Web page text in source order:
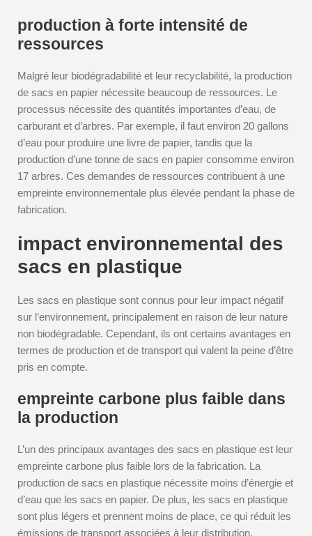
production à forte intensité de
ressources
Malgré leur biodégradabilité et leur recyclabilité, la production
de sacs en papier nécessite beaucoup de ressources. Le
processus nécessite des quantités importantes d’eau, de
carburant et d’arbres. Par exemple, il faut environ 20 gallons
d’eau pour produire une livre de papier, tandis que la
production d’une tonne de sacs en papier consomme environ
17 arbres. Ces demandes de ressources contribuent à une
empreinte environnementale plus élevée pendant la phase de
fabrication.
impact environnemental des
sacs en plastique
Les sacs en plastique sont connus pour leur impact négatif
sur l’environnement, principalement en raison de leur nature
non biodégradable. Cependant, ils ont certains avantages en
termes de production et de transport qui valent la peine d’être
pris en compte.
empreinte carbone plus faible dans
la production
L’un des principaux avantages des sacs en plastique est leur
empreinte carbone plus faible lors de la fabrication. La
production de sacs en plastique nécessite moins d’énergie et
d’eau que les sacs en papier. De plus, les sacs en plastique
sont plus légers et prennent moins de place, ce qui réduit les
émissions de transport associées à leur distribution.